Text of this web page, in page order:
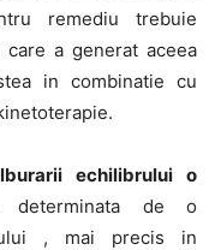
remediu trebuie
a generat aceea
in combinatie cu
echilibrului o
de o
, mai precis in